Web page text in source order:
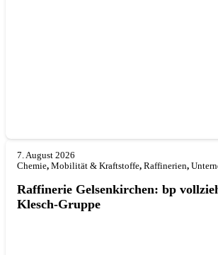
7. August 2026
Chemie, Mobilität & Kraftstoffe, Raffinerien,
Raffinerie Gelsenkirchen: bp
Klesch-Gruppe